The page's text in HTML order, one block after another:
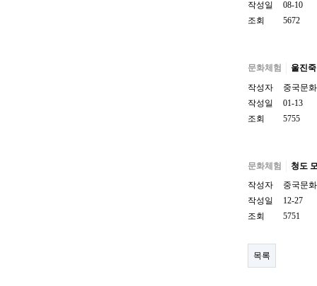
작성일
08-10
조회
5672
문화체험
울진
작성자
중국문
작성일
01-13
조회
5755
문화체험
청도
작성자
중국문
작성일
12-27
조회
5751
목록